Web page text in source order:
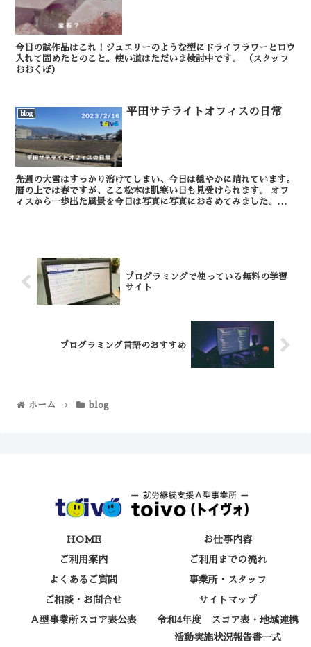
今日の試作品はこれ！ジュエリーのような型にドライフラワーとロウ
入れて固めたとのこと。使い道はただいま検討中です。 （スタッフ
おおくぼ）
blog 平田サテライトオフィスの日常
先週の大雪はすっかり溶けてしまい、今日は穏やかに晴れています。
暦の上では春ですが、ここ松本は肌寒い日も見受けられます。 オフ
ィスから一歩出た風景を今日は写真に写真におさめてみました。最寄
プログラミングで使っている無料の学習
サイト
プログラミング言語のおすすめ
ホーム blog
HOME お仕事内容
ご利用案内 ご利用までの流れ
よくあるご質問 事業所・スタッフ
ご相談・お問合せ サイトマップ
Ａ型事業所スコア表公表
令和4年度 スコア表・地域連携
活動実施状況報告書一式